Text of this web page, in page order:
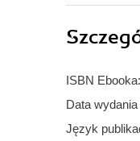
ISBN Ebooka:
Data
Język